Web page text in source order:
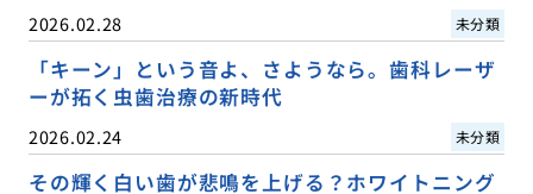
2026.02.28 未分類
「キーン」という音よ、さようなら。歯科レーザ
ーが拓く虫歯治療の新時代
2026.02.24 未分類
その輝く白い歯が悲鳴を上げる？ホワイトニング